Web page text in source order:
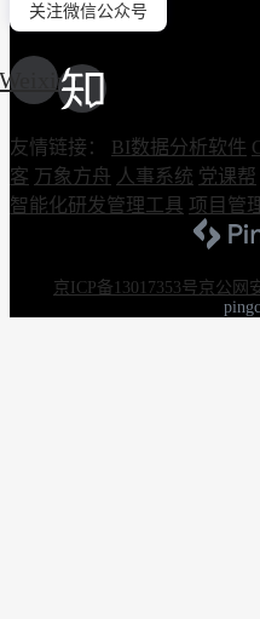
关注微信公众号
Weixin
友情链接： BI数据分析软件
客 万象方舟 人事系统 党课帮
智能化研发管理工具 项目管
京ICP备13017353号京公网